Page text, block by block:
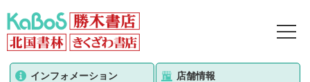
インフォメーション 店舗情報